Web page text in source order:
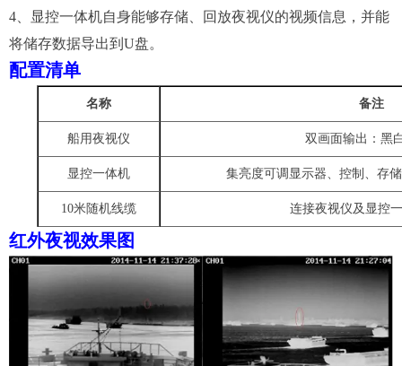
4
显控一体机自身能够存储、回放夜视仪的视频信息，并能
将储存数据导出到 U盘。
配置清单
名称 备注
船用夜视仪 双画面输出：黑
显控一体机 集亮度可调 显示器、控制、存
10米随机线缆 连接夜视仪及显控
红外夜视效果图